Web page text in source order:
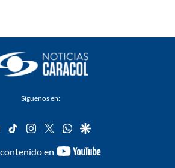
Síguenos en:
facebook
tiktok instagram
twitterwhatsapp
google
en
youtube-